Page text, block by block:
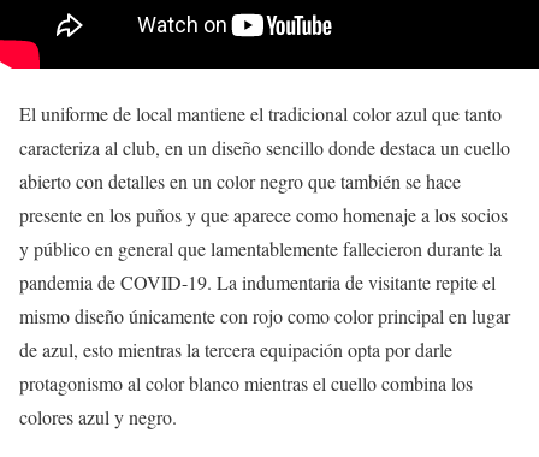
El uniforme de local mantiene el tradicional color azul que tanto
caracteriza al club, en un diseño sencillo donde destaca un cuello
abierto con detalles en un color negro que también se hace
presente en los puños y que aparece como homenaje a los socios
y público en general que lamentablemente fallecieron durante la
pandemia de COVID-19. La indumentaria de visitante repite el
mismo diseño únicamente con rojo como color principal en lugar
de azul, esto mientras la tercera equipación opta por darle
protagonismo al color blanco mientras el cuello combina los
colores azul y negro.